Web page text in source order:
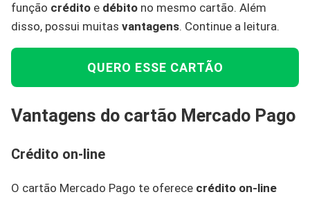
função crédito e débito no mesmo cartão. Além
disso, possui muitas vantagens. Continue a leitura.
QUERO ESSE CARTÃO
Vantagens do cartão Mercado Pago
Crédito on-line
O cartão Mercado Pago te oferece crédito on-line